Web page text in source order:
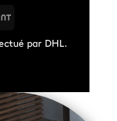
par DHL.